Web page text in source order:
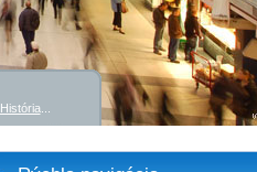
História